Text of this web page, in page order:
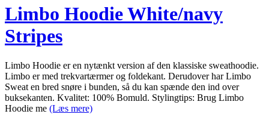
Limbo Hoodie White/navy
Stripes
Limbo Hoodie er en nytænkt version af den klassiske sweathoodie.
Limbo er med trekvartærmer og foldekant. Derudover har Limbo
Sweat en bred snøre i bunden, så du kan spænde den ind over
buksekanten. Kvalitet: 100% Bomuld. Stylingtips: Brug Limbo
Hoodie me (Læs mere)